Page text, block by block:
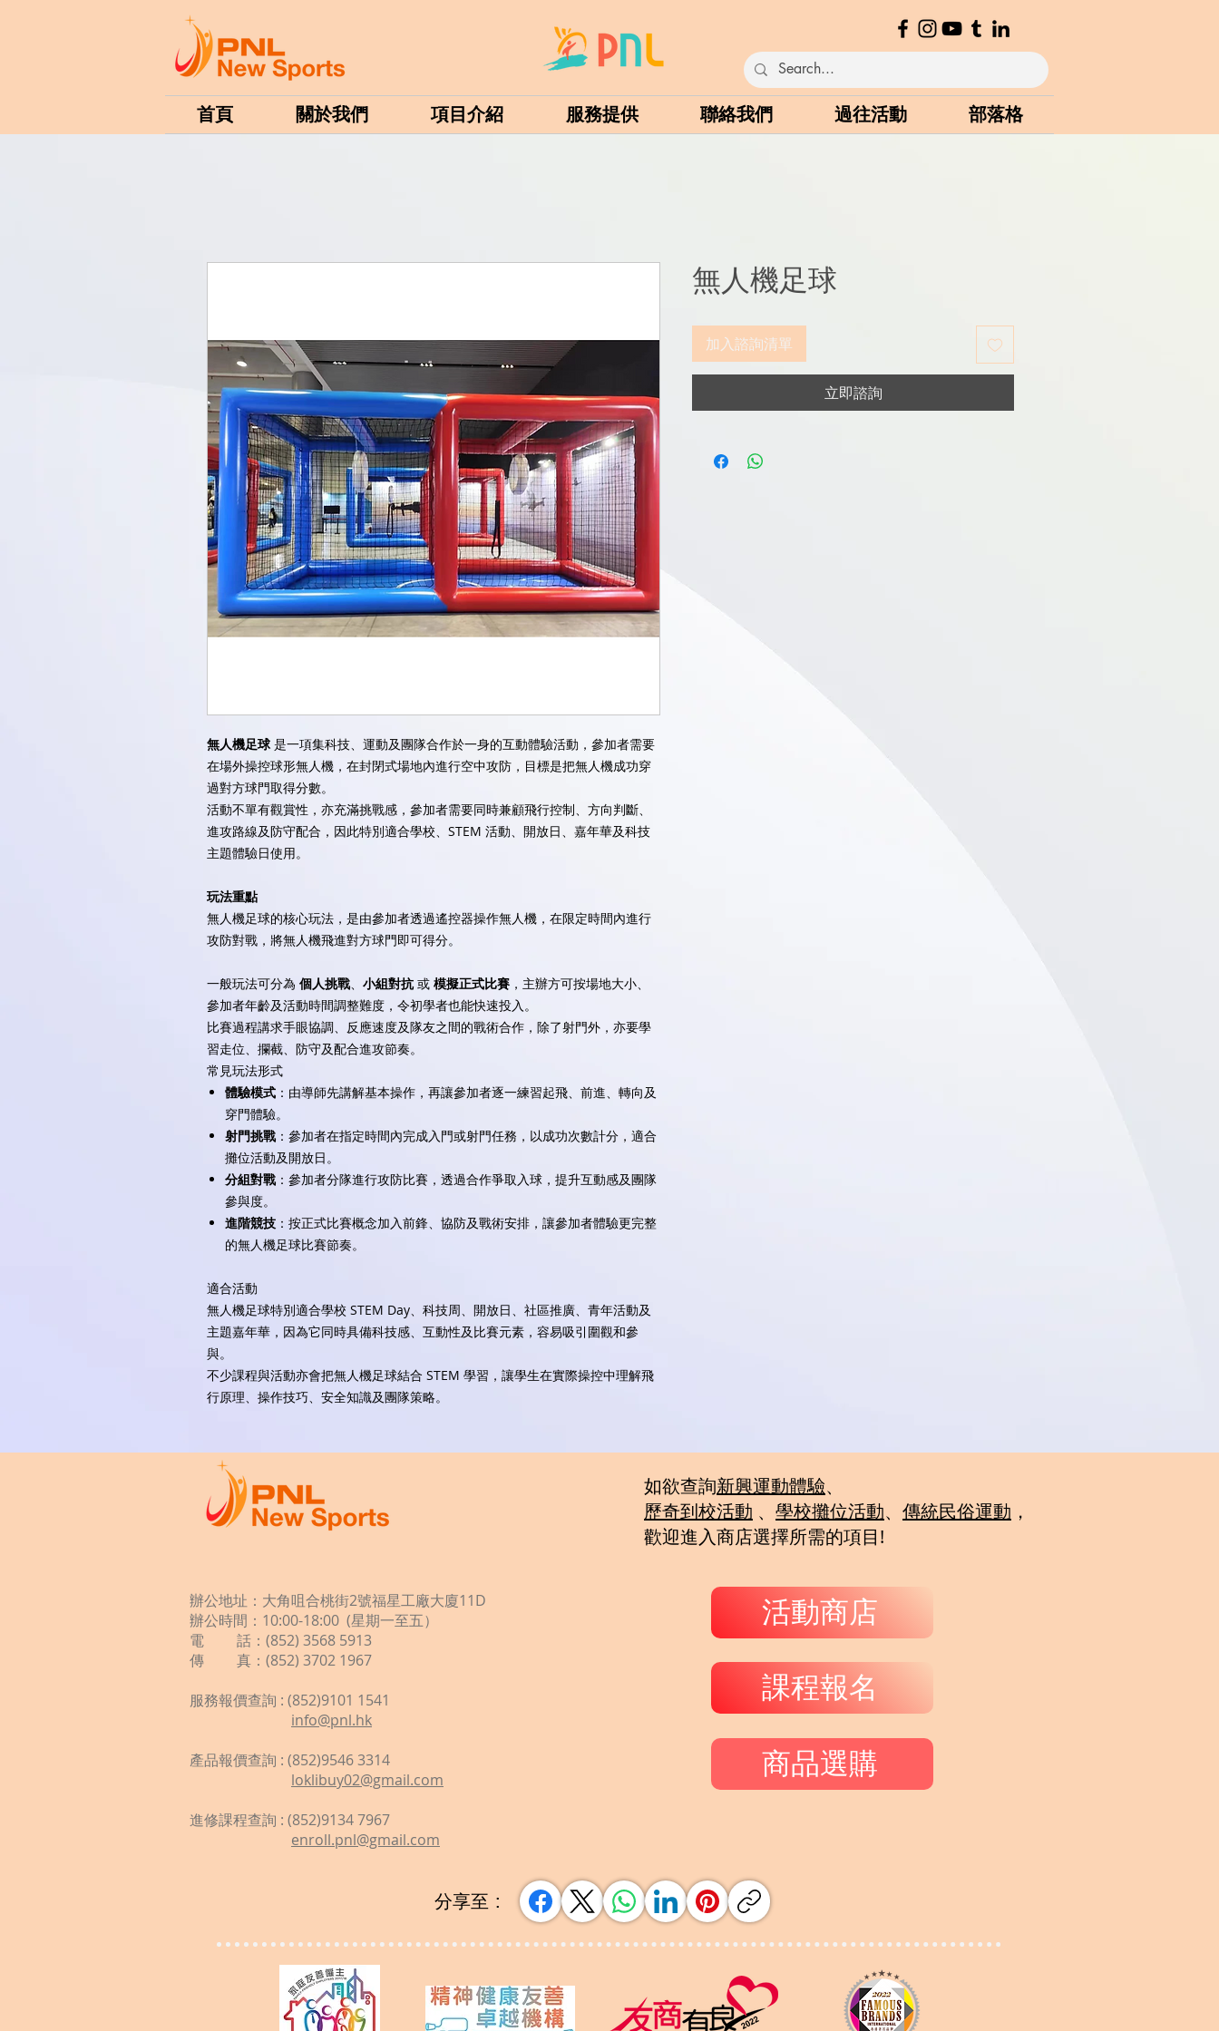
首頁 關於我們 項目介紹 服務提供 聯絡我們 過往活動 部落格
無人機足球是一項集科技、運動及團隊合作於一身的互動體驗活動，參加者需要
在場外操控球形無人機，在封閉式場地內進行空中攻防，目標是把無人機成功穿
過對方球門取得分數。
活動不單有觀賞性，亦充滿挑戰感，參加者需要同時兼顧飛行控制、方向判斷、
進攻路線及防守配合，因此特別適合學校、STEM 活動、開放日、嘉年華及科技
主題體驗日使用。
玩法重點
無人機足球的核心玩法，是由參加者透過遙控器操作無人機，在限定時間內進行
攻防對戰，將無人機飛進對方球門即可得分。
一般玩法可分為 個人挑戰、 小組對抗或 模擬正式比賽 ，主辦方可按場地大小、
參加者年齡及活動時間調整難度，令初學者也能快速投入。
比賽過程講求手眼協調、反應速度及隊友之間的戰術合作，除了射門外，亦要學
習走位、攔截、防守及配合進攻節奏。
常見玩法形式
體驗模式 ：由導師先講解基本操作，再讓參加者逐一練習起飛、前進、轉向及
穿門體驗。
射門挑戰 ：參加者在指定時間內完成入門或射門任務，以成功次數計分，適合
攤位活動及開放日。
分組對戰 ：參加者分隊進行攻防比賽，透過合作爭取入球，提升互動感及團隊
參與度。
進階競技 ：按正式比賽概念加入前鋒、協防及戰術安排，讓參加者體驗更完整
的無人機足球比賽節奏。
適合活動
無人機足球特別適合學校 STEM Day、科技周、開放日、社區推廣、青年活動及
主題嘉年華，因為它同時具備科技感、互動性及比賽元素，容易吸引圍觀和參
與。
不少課程與活動亦會把無人機足球結合 STEM 學習，讓學生在實際操控中理解飛
行原理、操作技巧、安全知識及團隊策略。
無人機足球
加入諮詢清單
立即諮詢
辦公地址：大角咀合桃街2號福星工廠大廈11D
辦公時間：10:00-18:00 (星期一至五）
電 話：(852) 3568 5913
傳 真：(852) 3702 1967
服務報價查詢 : (852)9101 1541
info@pnl.hk
產品報價查詢 : (852)9546 3314
loklibuy02@gmail.com
進修課程查詢 : (852)9134 7967
enroll.pnl@gmail.com
如欲查詢新興運動體驗、
歷奇到校活動 、 學校攤位活動、 傳統民俗運動 ，
歡迎進入商店選擇所需的項目!
活動商店
課程報名
商品選購
分享至 :